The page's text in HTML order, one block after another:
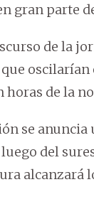
gran parte
de la
oscilarían
horas de la
se
del
alcanzará